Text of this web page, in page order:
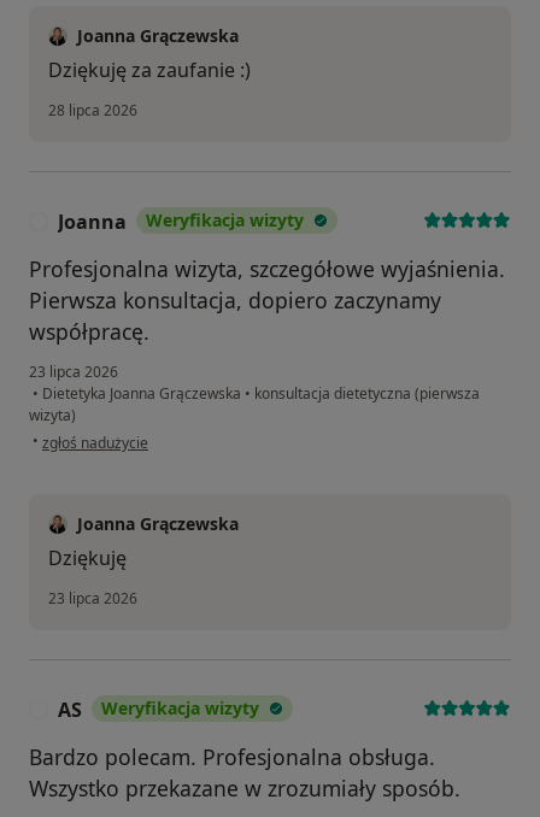
metoda pomagająca pracować z emocjami, które
mogą wpływać na sposób odżywiania. Dzięki
kompleksowemu podejściu łatwiej odzyskać
kontrolę nad jedzeniem bez ciągłej walki ze sobą.
Joanna Grączewska
Dziękuję za zaufanie :)
28 lipca 2026
Joanna Weryfikacja wizyty
Profesjonalna wizyta, szczegółowe wyjaśnienia.
Pierwsza konsultacja, dopiero zaczynamy
współpracę.
23 lipca 2026
• Dietetyka Joanna Grączewska • konsultacja dietetyczna (pierwsza
wizyta)
• w opinii użytkownika Joanna
zgłoś nadużycie
Joanna Grączewska
Dziękuję
23 lipca 2026
AS Weryfikacja wizyty
Bardzo polecam. Profesjonalna obsługa.
Wszystko przekazane w zrozumiały sposób.